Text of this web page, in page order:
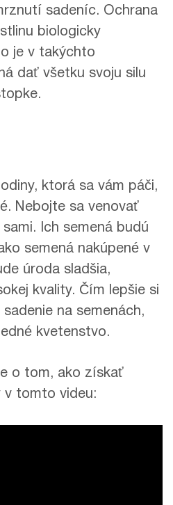
sadeníc. Ochrana
biologicky
je v takýchto
dať všetku svoju silu
ktorá sa vám páči,
Nebojte sa venovať
Ich semená budú
semená nakúpené v
úroda sladšia,
kvality. Čím lepšie si
na semenách,
kvetenstvo.
o tom, ako získať
v tomto videu: